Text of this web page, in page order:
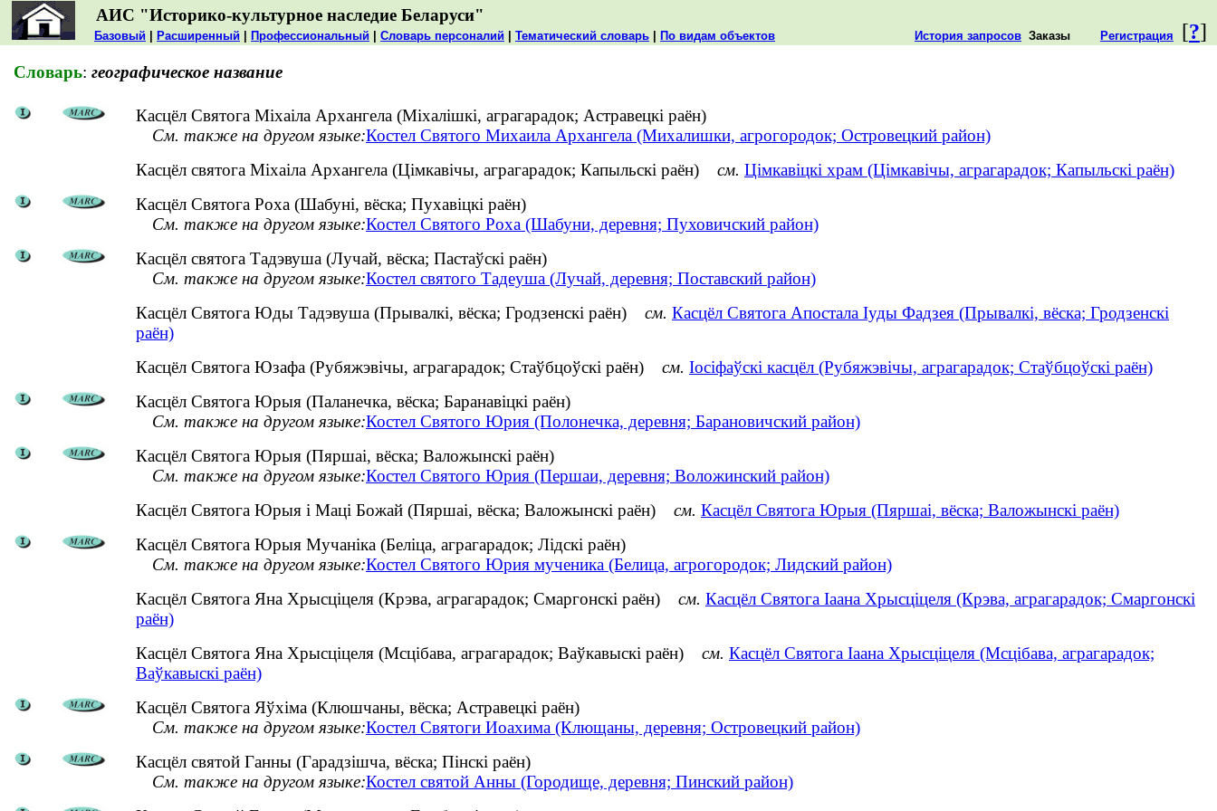
АИС "Историко-культурное наследие Беларуси"
[?]
Базовый Расширенный Профессиональный Словарь персоналий Тематический словарь По видам объектов История запросов Заказы Регистрация
Словарь: географическое название
Касцёл Святога Міхаіла Архангела (Міхалішкі, аграгарадок; Астравецкі раён)
См. также на другом языке:Костел Святого Михаила Архангела (Михалишки, агрогородок; Островецкий район)
Касцёл святога Міхаіла Архангела (Цімкавічы, аграгарадок; Капыльскі раён) см. Цімкавіцкі храм (Цімкавічы, аграгарадок; Капыльскі раён)
Касцёл Святога Роха (Шабуні, вёска; Пухавіцкі раён)
См. также на другом языке:Костел Святого Роха (Шабуни, деревня; Пуховичский район)
Касцёл святога Тадэвуша (Лучай, вёска; Пастаўскі раён)
См. также на другом языке:Костел святого Тадеуша (Лучай, деревня; Поставский район)
Касцёл Святога Юды Тадэвуша (Прывалкі, вёска; Гродзенскі раён) см. Касцёл Святога Апостала Іуды Фадзея (Прывалкі, вёска; Гродзенскі
раён)
Касцёл Святога Юзафа (Рубяжэвічы, аграгарадок; Стаўбцоўскі раён) см. Іосіфаўскі касцёл (Рубяжэвічы, аграгарадок; Стаўбцоўскі раён)
Касцёл Святога Юрыя (Паланечка, вёска; Баранавіцкі раён)
См. также на другом языке:Костел Святого Юрия (Полонечка, деревня; Барановичский район)
Касцёл Святога Юрыя (Пяршаі, вёска; Валожынскі раён)
См. также на другом языке:Костел Святого Юрия (Першаи, деревня; Воложинский район)
Касцёл Святога Юрыя і Маці Божай (Пяршаі, вёска; Валожынскі раён) см. Касцёл Святога Юрыя (Пяршаі, вёска; Валожынскі раён)
Касцёл Святога Юрыя Мучаніка (Беліца, аграгарадок; Лідскі раён)
См. также на другом языке:Костел Святого Юрия мученика (Белица, агрогородок; Лидский район)
Касцёл Святога Яна Хрысціцеля (Крэва, аграгарадок; Смаргонскі раён) см. Касцёл Святога Іаана Хрысціцеля (Крэва, аграгарадок; Смаргонскі
раён)
Касцёл Святога Яна Хрысціцеля (Мсцібава, аграгарадок; Ваўкавыскі раён) см. Касцёл Святога Іаана Хрысціцеля (Мсцібава, аграгарадок;
Ваўкавыскі раён)
Касцёл Святога Яўхіма (Клюшчаны, вёска; Астравецкі раён)
См. также на другом языке:Костел Святоги Иоахима (Клющаны, деревня; Островецкий район)
Касцёл святой Ганны (Гарадзішча, вёска; Пінскі раён)
См. также на другом языке:Костел святой Анны (Городище, деревня; Пинский район)